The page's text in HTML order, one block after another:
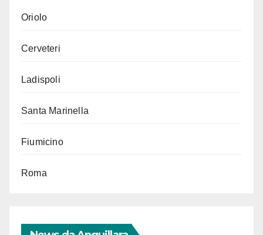
Oriolo
Cerveteri
Ladispoli
Santa Marinella
Fiumicino
Roma